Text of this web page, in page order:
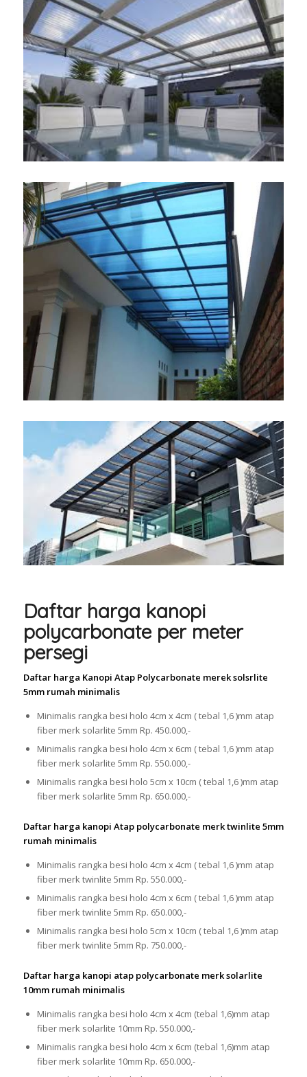
Daftar harga kanopi
polycarbonate per meter
persegi
Daftar harga Kanopi Atap Polycarbonate merek solsrlite
5mm rumah minimalis
Minimalis rangka besi holo 4cm x 4cm ( tebal 1,6 )mm atap
fiber merk solarlite 5mm Rp. 450.000,-
Minimalis rangka besi holo 4cm x 6cm ( tebal 1,6 )mm atap
fiber merk solarlite 5mm Rp. 550.000,-
Minimalis rangka besi holo 5cm x 10cm ( tebal 1,6 )mm atap
fiber merk solarlite 5mm Rp. 650.000,-
Daftar harga kanopi Atap polycarbonate merk twinlite 5mm
rumah minimalis
Minimalis rangka besi holo 4cm x 4cm ( tebal 1,6 )mm atap
fiber merk twinlite 5mm Rp. 550.000,-
Minimalis rangka besi holo 4cm x 6cm ( tebal 1,6 )mm atap
fiber merk twinlite 5mm Rp. 650.000,-
Minimalis rangka besi holo 5cm x 10cm ( tebal 1,6 )mm atap
fiber merk twinlite 5mm Rp. 750.000,-
Daftar harga kanopi atap polycarbonate merk solarlite
10mm rumah minimalis
Minimalis rangka besi holo 4cm x 4cm (tebal 1,6)mm atap
fiber merk solarlite 10mm Rp. 550.000,-
Minimalis rangka besi holo 4cm x 6cm (tebal 1,6)mm atap
fiber merk solarlite 10mm Rp. 650.000,-